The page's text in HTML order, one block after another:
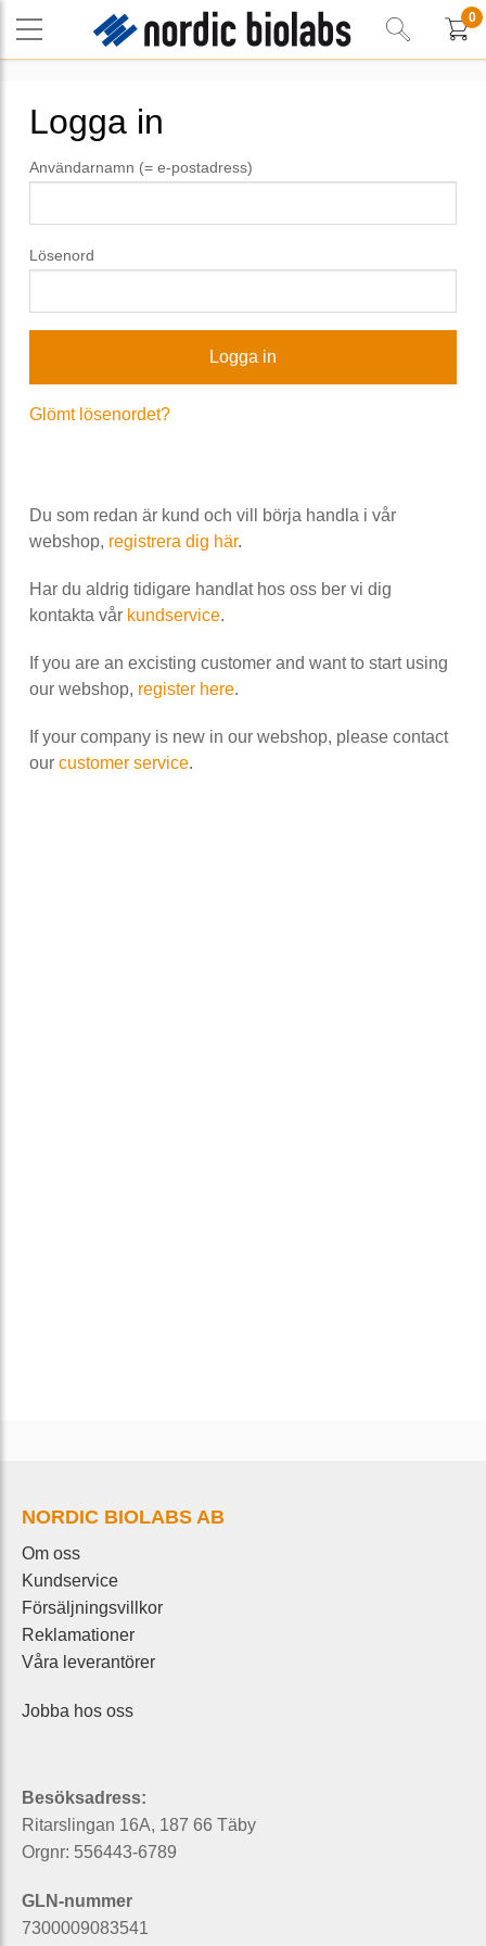
0
Logga in
Användarnamn (= e-postadress)
Lösenord
Glömt lösenordet?
Du som redan är kund och vill börja handla i vår
webshop, registrera dig här.
Har du aldrig tidigare handlat hos oss ber vi dig
kontakta vår kundservice.
If you are an excisting customer and want to start using
our webshop, register here.
If your company is new in our webshop, please contact
our customer service.
NORDIC BIOLABS AB
Om oss
Kundservice
Försäljningsvillkor
Reklamationer
Våra leverantörer
Jobba hos oss
Besöksadress:
Ritarslingan 16A, 187 66 Täby
Orgnr: 556443-6789
GLN-nummer
7300009083541